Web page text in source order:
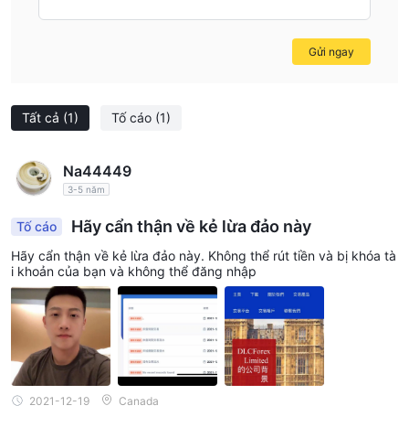
Tất cả (1) Tố cáo (1)
Na44449
3-5 năm
Tố cáo Hãy cẩn thận về kẻ lừa đảo này
Hãy cẩn thận về kẻ lừa đảo này. Không thể rút tiền và bị khóa tà
i khoản của bạn và không thể đăng nhập
2021-12-19 Canada
Gửi ngay